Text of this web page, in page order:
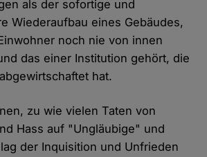
als der sofortige und
Wiederaufbau eines Gebäudes,
noch nie von innen
das einer Institution gehört, die
hat.
zu wie vielen Taten von
Hass auf "Ungläubige" und
der Inquisition und Unfrieden